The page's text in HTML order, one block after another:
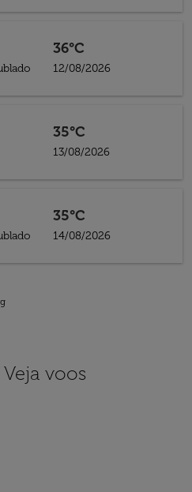
36°C
12/08/2026
35°C
13/08/2026
35°C
14/08/2026
voos